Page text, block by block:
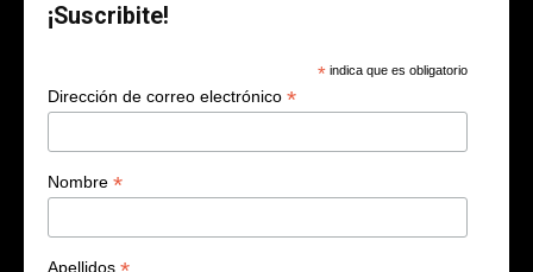
¡Suscribite!
* indica que es obligatorio
Dirección de correo electrónico *
Nombre *
Apellidos